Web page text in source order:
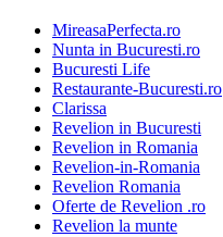
MireasaPerfecta.ro
Nunta in Bucuresti.ro
Bucuresti Life
Restaurante-Bucuresti.ro
Clarissa
Revelion in Bucuresti
Revelion in Romania
Revelion-in-Romania
Revelion Romania
Oferte de Revelion .ro
Revelion la munte